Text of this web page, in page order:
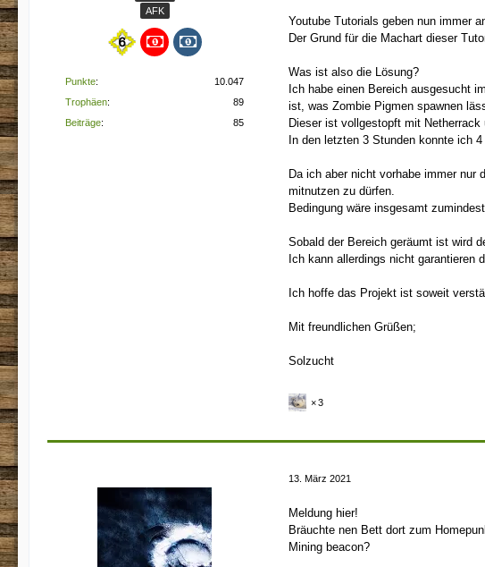
AFK
Punkte
10.047
Trophäen
89
Beiträge
85
Youtube Tutorials geben nun immer
Der Grund für die Machart dieser
Was ist also die Lösung?
Ich habe einen Bereich ausgesucht im
ist, was Zombie Pigmen spawnen
Dieser ist vollgestopft mit
In den letzten 3 Stunden konnte ich
Da ich aber nicht vorhabe immer
mitnutzen zu dürfen.
Bedingung wäre insgesamt
Sobald der Bereich geräumt ist wird
Ich kann allerdings nicht
Ich hoffe das Projekt ist soweit
Mit freundlichen Grüßen;
Solzucht
3
13. März 2021
Meldung hier!
Bräuchte nen Bett dort zum
Mining beacon?